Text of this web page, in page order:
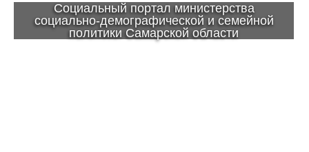
Социальный портал министерства
социально-демографической и семейной
политики Самарской области